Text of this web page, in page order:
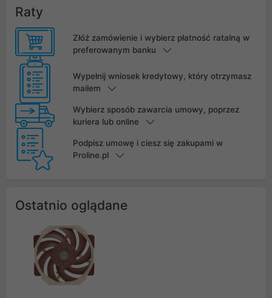
Raty
Złóż zamówienie i wybierz płatność ratalną w
preferowanym banku
Wypełnij wniosek kredytowy, który otrzymasz
mailem
Wybierz sposób zawarcia umowy, poprzez
kuriera lub online
Podpisz umowę i ciesz się zakupami w
Proline.pl
Ostatnio oglądane